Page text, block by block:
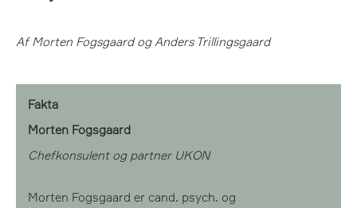
Af Morten Fogsgaard og Anders Trillingsgaard
Fakta
Morten Fogsgaard
Chefkonsulent og partner UKON
Morten Fogsgaard er cand. psych. og